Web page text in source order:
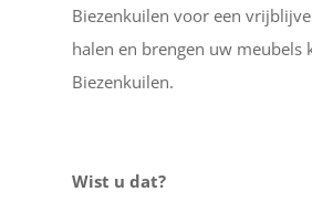
Biezenkuilen voor een
halen en brengen uw meubels
Biezenkuilen.
Wist u dat?